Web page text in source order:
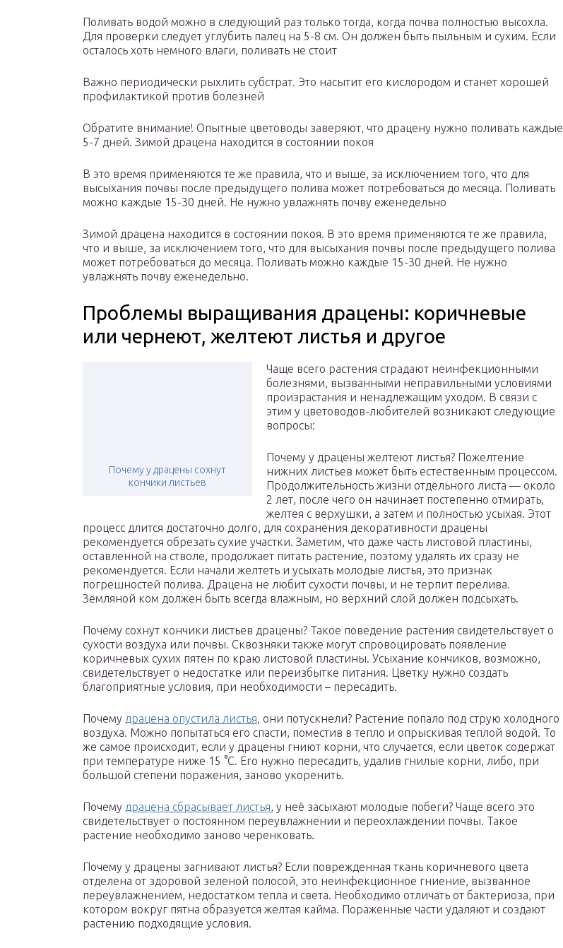
Поливать водой можно в следующий раз только тогда, когда почва полностью высохла.
Для проверки следует углубить палец на 5-8 см. Он должен быть пыльным и сухим. Если
осталось хоть немного влаги, поливать не стоит
Важно периодически рыхлить субстрат. Это насытит его кислородом и станет хорошей
профилактикой против болезней
Обратите внимание! Опытные цветоводы заверяют, что драцену нужно поливать каждые
5-7 дней. Зимой драцена находится в состоянии покоя
В это время применяются те же правила, что и выше, за исключением того, что для
высыхания почвы после предыдущего полива может потребоваться до месяца. Поливать
можно каждые 15-30 дней. Не нужно увлажнять почву еженедельно
Зимой драцена находится в состоянии покоя. В это время применяются те же правила,
что и выше, за исключением того, что для высыхания почвы после предыдущего полива
может потребоваться до месяца. Поливать можно каждые 15-30 дней. Не нужно
увлажнять почву еженедельно.
Проблемы выращивания драцены: коричневые
или чернеют, желтеют листья и другое
Почему у драцены сохнут
кончики листьев
Чаще всего растения страдают неинфекционными
болезнями, вызванными неправильными условиями
произрастания и ненадлежащим уходом. В связи с
этим у цветоводов-любителей возникают следующие
вопросы:
Почему у драцены желтеют листья? Пожелтение
нижних листьев может быть естественным процессом.
Продолжительность жизни отдельного листа — около
2 лет, после чего он начинает постепенно отмирать,
желтея с верхушки, а затем и полностью усыхая. Этот
процесс длится достаточно долго, для сохранения декоративности драцены
рекомендуется обрезать сухие участки. Заметим, что даже часть листовой пластины,
оставленной на стволе, продолжает питать растение, поэтому удалять их сразу не
рекомендуется. Если начали желтеть и усыхать молодые листья, это признак
погрешностей полива. Драцена не любит сухости почвы, и не терпит перелива.
Земляной ком должен быть всегда влажным, но верхний слой должен подсыхать.
Почему сохнут кончики листьев драцены? Такое поведение растения свидетельствует о
сухости воздуха или почвы. Сквозняки также могут спровоцировать появление
коричневых сухих пятен по краю листовой пластины. Усыхание кончиков, возможно,
свидетельствует о недостатке или переизбытке питания. Цветку нужно создать
благоприятные условия, при необходимости – пересадить.
Почему драцена опустила листья, они потускнели? Растение попало под струю холодного
воздуха. Можно попытаться его спасти, поместив в тепло и опрыскивая теплой водой. То
же самое происходит, если у драцены гниют корни, что случается, если цветок содержат
при температуре ниже 15 °С. Его нужно пересадить, удалив гнилые корни, либо, при
большой степени поражения, заново укоренить.
Почему драцена сбрасывает листья, у неё засыхают молодые побеги? Чаще всего это
свидетельствует о постоянном переувлажнении и переохлаждении почвы. Такое
растение необходимо заново черенковать.
Почему у драцены загнивают листья? Если поврежденная ткань коричневого цвета
отделена от здоровой зеленой полосой, это неинфекционное гниение, вызванное
переувлажнением, недостатком тепла и света. Необходимо отличать от бактериоза, при
котором вокруг пятна образуется желтая кайма. Пораженные части удаляют и создают
растению подходящие условия.